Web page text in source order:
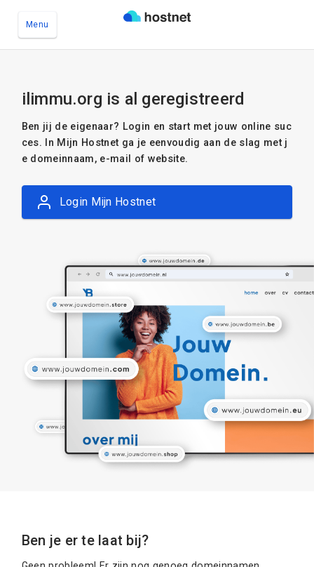
Menu
ilimmu.org is al geregistreerd
Ben jij de eigenaar? Login en start met jouw online suc
ces. In Mijn Hostnet ga je eenvoudig aan de slag met j
e domeinnaam, e-mail of website.
Login Mijn Hostnet
Ben je er te laat bij?